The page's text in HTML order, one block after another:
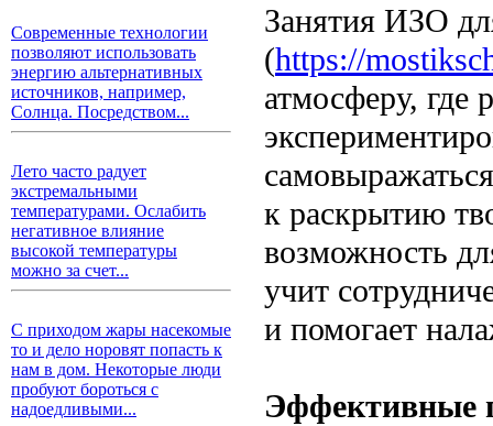
Современные технологии
позволяют использовать
энергию альтернативных
источников, например,
Солнца. Посредством...
Лето часто радует
экстремальными
температурами. Ослабить
негативное влияние
высокой температуры
можно за счет...
С приходом жары насекомые
то и дело норовят попасть к
нам в дом. Некоторые люди
пробуют бороться с
надоедливыми...
Занятия ИЗО
(https://
атмосферу, где
к раскрытию
возможность
учит
и помогает
Эффективные